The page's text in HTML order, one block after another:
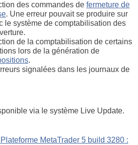
des commandes de fermeture de
. Une erreur pouvait se produire sur
le système de comptabilisation des
de la comptabilisation de certains
lors de la génération de
.
signalées dans les journaux de
via le système Live Update.
MetaTrader 5 build 3280 :